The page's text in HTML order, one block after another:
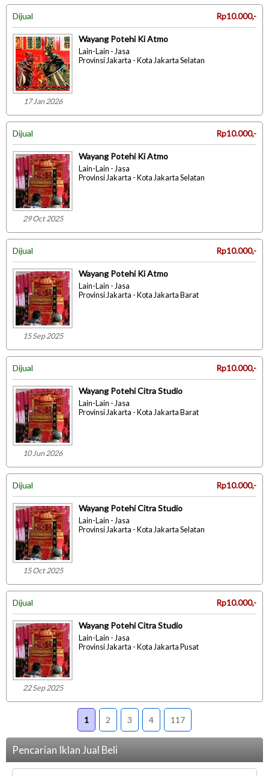
Dijual Rp10.000,-
17 Jan 2026
Wayang Potehi Ki Atmo
Lain-Lain - Jasa
Provinsi Jakarta - Kota Jakarta Selatan
Dijual Rp10.000,-
29 Oct 2025
Wayang Potehi Ki Atmo
Lain-Lain - Jasa
Provinsi Jakarta - Kota Jakarta Selatan
Dijual Rp10.000,-
15 Sep 2025
Wayang Potehi Ki Atmo
Lain-Lain - Jasa
Provinsi Jakarta - Kota Jakarta Barat
Dijual Rp10.000,-
10 Jun 2026
Wayang Potehi Citra Studio
Lain-Lain - Jasa
Provinsi Jakarta - Kota Jakarta Barat
Dijual Rp10.000,-
15 Oct 2025
Wayang Potehi Citra Studio
Lain-Lain - Jasa
Provinsi Jakarta - Kota Jakarta Selatan
Dijual Rp10.000,-
22 Sep 2025
Wayang Potehi Citra Studio
Lain-Lain - Jasa
Provinsi Jakarta - Kota Jakarta Pusat
1 2 3 4 117
Pencarian Iklan Jual Beli